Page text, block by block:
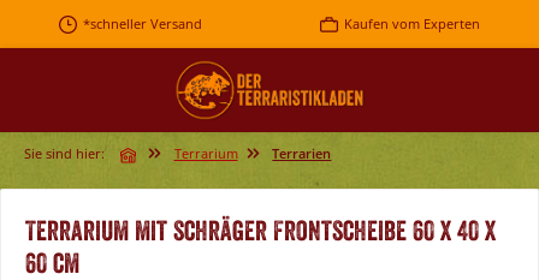
Zum Hauptinhalt springen
*schneller Versand Kaufen vom Experten
Sie sind hier: Terrarium Terrarien
Terrarium mit schräger Frontscheibe 60 x 40 x
60 cm